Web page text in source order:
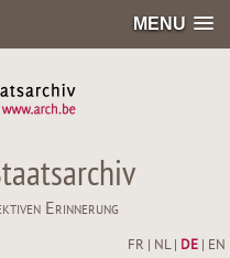
MENU
Erinnerung
FR NL| DE| EN